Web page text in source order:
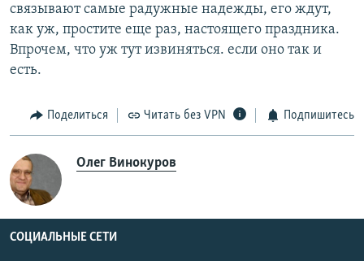
связывают самые радужные надежды, его ждут,
как уж, простите еще раз, настоящего праздника.
Впрочем, что уж тут извиняться. если оно так и
есть.
Поделиться Читать без VPN Подпишитесь
Олег Винокуров
СОЦИАЛЬНЫЕ СЕТИ